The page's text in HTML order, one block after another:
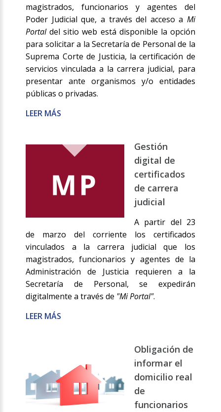
magistrados, funcionarios y agentes del
Poder Judicial que, a través del acceso a Mi
Portaldel sitio web está disponible la opción
para solicitar a la Secretaría de Personal de la
Suprema Corte de Justicia, la certificación de
servicios vinculada a la carrera judicial, para
presentar ante organismos y/o entidades
públicas o privadas.
LEER MÁS
Gestión
digital de
certificados
de carrera
judicial
A partir del 23
de marzo del corriente los certificados
vinculados a la carrera judicial que los
magistrados, funcionarios y agentes de la
Administración de Justicia requieren a la
Secretaría de Personal, se expedirán
digitalmente a través de "Mi Portal".
LEER MÁS
Obligación de
informar el
domicilio real
de
funcionarios